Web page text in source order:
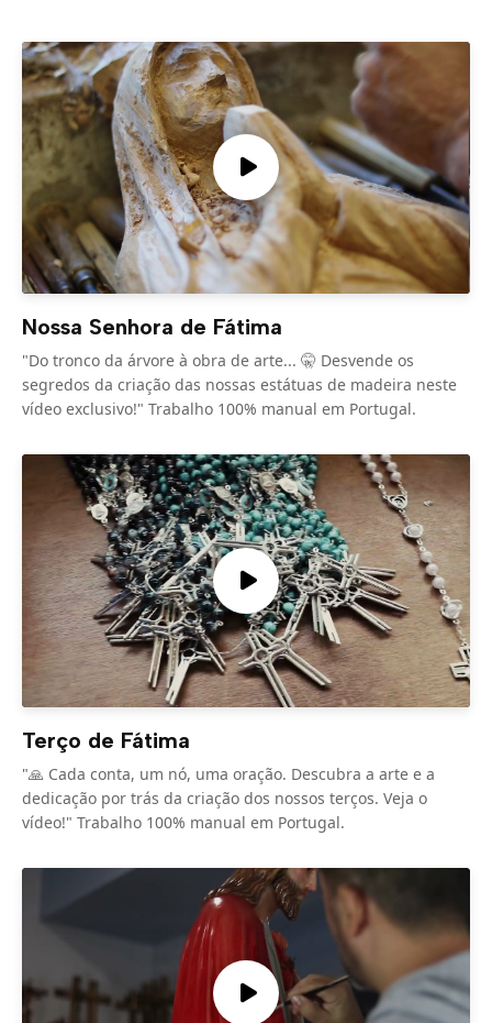
Nossa Senhora de Fátima
"Do tronco da árvore à obra de arte... 🤫 Desvende os
segredos da criação das nossas estátuas de madeira neste
vídeo exclusivo!" Trabalho 100% manual em Portugal.
Terço de Fátima
"🙏 Cada conta, um nó, uma oração. Descubra a arte e a
dedicação por trás da criação dos nossos terços. Veja o
vídeo!" Trabalho 100% manual em Portugal.